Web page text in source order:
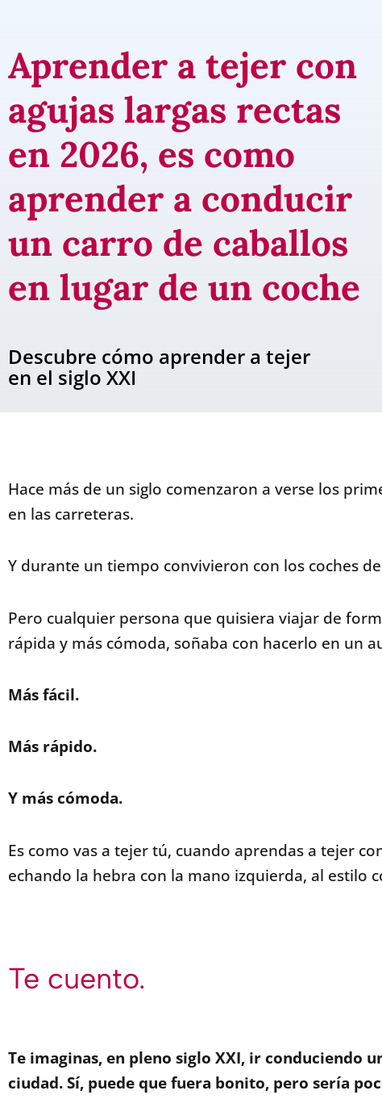
Aprender a tejer con
agujas largas rectas
en 2026, es como
aprender a conducir
un carro de caballos
en lugar de un coche
Descubre cómo aprender a tejer
en el siglo XXI
Hace más de un siglo comenzaron a verse los
en las carreteras.
Y durante un tiempo convivieron con los coches
Pero cualquier persona que quisiera viajar de
rápida y más cómoda, soñaba con hacerlo en un
Más fácil.
Más rápido.
Y más cómoda.
Es como vas a tejer tú, cuando aprendas a tejer
echando la hebra con la mano izquierda, al estilo
Te cuento.
Te imaginas, en pleno siglo XXI, ir conduciendo
ciudad. Sí, puede que fuera bonito, pero sería